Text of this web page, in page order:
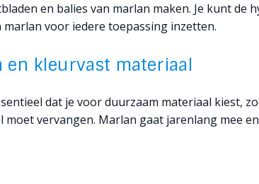
en balies van marlan maken. Je kunt de
marlan voor iedere toepassing inzetten.
en kleurvast materiaal
dat je voor duurzaam materiaal kiest,
moet vervangen. Marlan gaat jarenlang mee